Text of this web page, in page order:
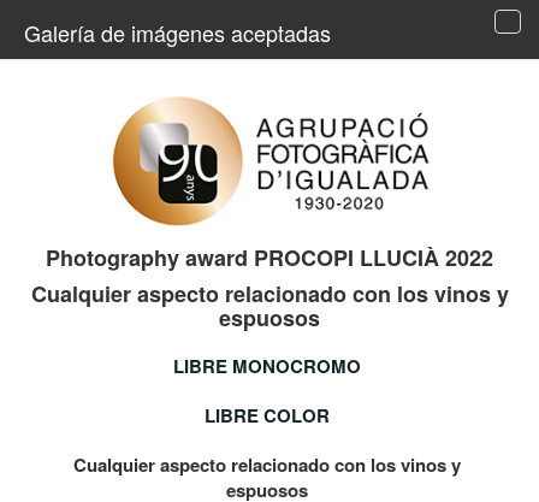
Galería de imágenes aceptadas
Photography award PROCOPI LLUCIÀ 2022
Cualquier aspecto relacionado con los vinos y
espuosos
LIBRE MONOCROMO
LIBRE COLOR
Cualquier aspecto relacionado con los vinos y
espuosos